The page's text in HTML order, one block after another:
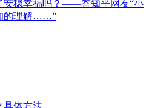
安稳幸福吗？——答知乎网友“小
的理解……”
具体方法